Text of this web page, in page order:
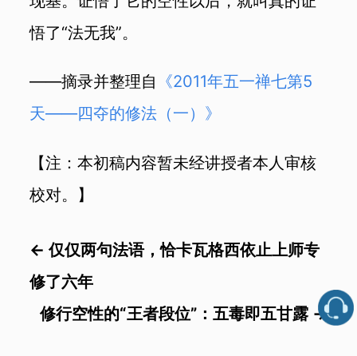
悟了“法无我”。
——摘录并整理自 《2011年五一禅七第5
天——四夺的修法（一）》
【注：本初稿内容暂未经讲授者本人审核
校对。】
←仅仅两句法语，恰卡瓦格西依止上师专
修了六年
修行空性的“王者段位”：五毒即五甘露→